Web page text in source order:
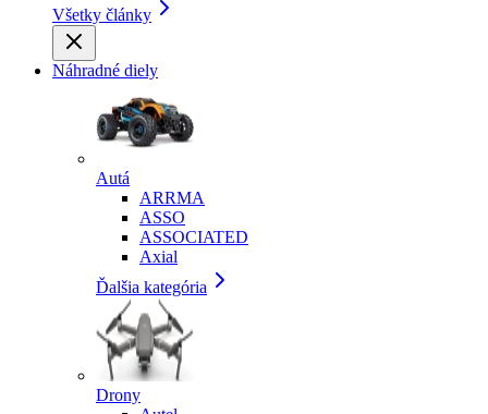
Všetky články
Náhradné diely
Autá
ARRMA
ASSO
ASSOCIATED
Axial
Ďalšia kategória
Drony